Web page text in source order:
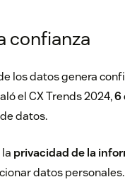
confianza
los datos genera
elCX Trends 2024,6
datos.
privacidad de la
datos